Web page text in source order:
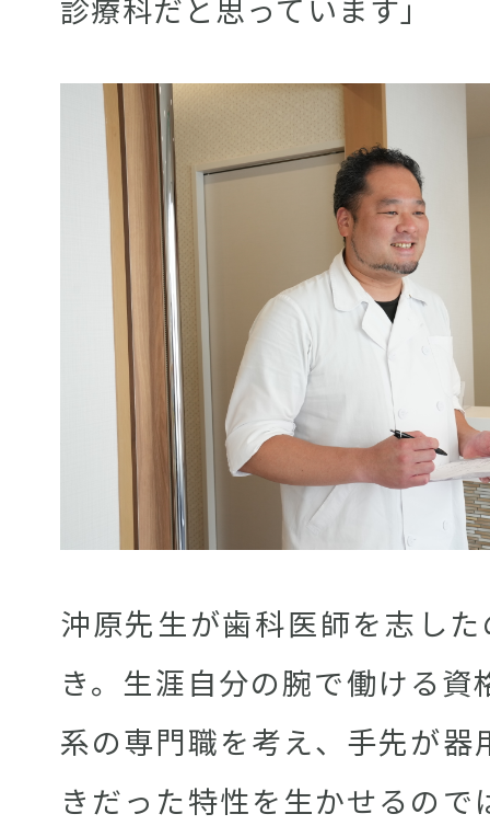
診療科だと思っています」
沖原先生が歯科医師を志し
き。生涯自分の腕で働ける
系の専門職を考え、手先が器
きだった特性を生かせるの